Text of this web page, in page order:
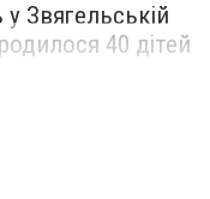
Звягельській
40 дітей